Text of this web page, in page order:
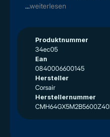
...weiterlesen
Produktnummer
34ec05
Ean
0840006600145
Hersteller
Corsair
Herstellernummer